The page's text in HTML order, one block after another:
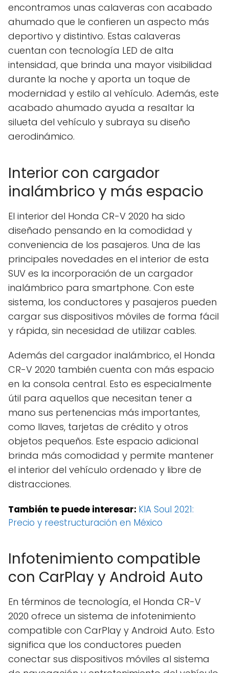
encontramos unas calaveras con acabado
ahumado que le confieren un aspecto más
deportivo y distintivo. Estas calaveras
cuentan con tecnología LED de alta
intensidad, que brinda una mayor visibilidad
durante la noche y aporta un toque de
modernidad y estilo al vehículo. Además, este
acabado ahumado ayuda a resaltar la
silueta del vehículo y subraya su diseño
aerodinámico.
Interior con cargador
inalámbrico y más espacio
El interior del Honda CR-V 2020 ha sido
diseñado pensando en la comodidad y
conveniencia de los pasajeros. Una de las
principales novedades en el interior de esta
SUV es la incorporación de un cargador
inalámbrico para smartphone. Con este
sistema, los conductores y pasajeros pueden
cargar sus dispositivos móviles de forma fácil
y rápida, sin necesidad de utilizar cables.
Además del cargador inalámbrico, el Honda
CR-V 2020 también cuenta con más espacio
en la consola central. Esto es especialmente
útil para aquellos que necesitan tener a
mano sus pertenencias más importantes,
como llaves, tarjetas de crédito y otros
objetos pequeños. Este espacio adicional
brinda más comodidad y permite mantener
el interior del vehículo ordenado y libre de
distracciones.
También te puede interesar: KIA Soul 2021:
Precio y reestructuración en México
Infotenimiento compatible
con CarPlay y Android Auto
En términos de tecnología, el Honda CR-V
2020 ofrece un sistema de infotenimiento
compatible con CarPlay y Android Auto. Esto
significa que los conductores pueden
conectar sus dispositivos móviles al sistema